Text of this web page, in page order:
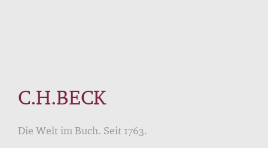
C.H.BECK
Die Welt im Buch. Seit 1763.